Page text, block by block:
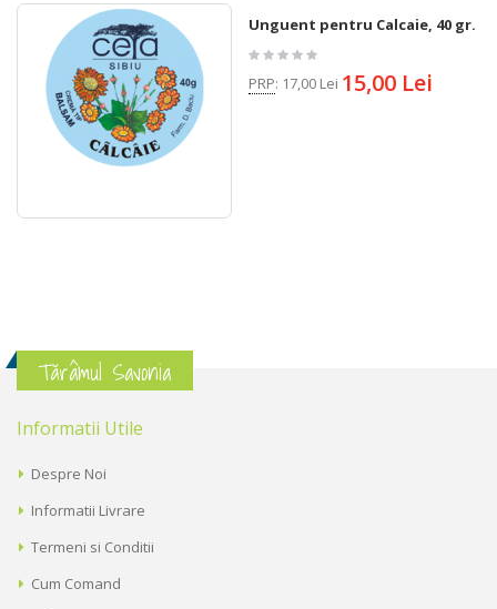
Unguent pentru Calcaie, 40 gr.
PRP: 17,00 Lei 15,00 Lei
Tărâmul Savonia
Informatii Utile
Despre Noi
Informatii Livrare
Termeni si Conditii
Cum Comand